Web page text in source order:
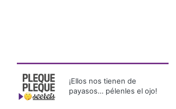
¡Ellos nos tienen de
payasos… pélenles el ojo!